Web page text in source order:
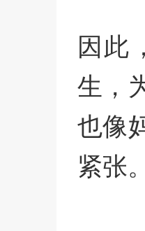
因此
生，
也像
紧张。